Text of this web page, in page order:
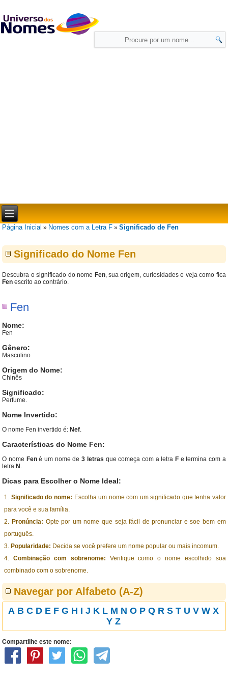
Página Inicial » Nomes com a Letra F »Significado de Fen
Significado do Nome Fen
Descubra o significado do nome Fen, sua origem, curiosidades e veja como fica
Fen escrito ao contrário.
Fen
Nome:
Fen
Gênero:
Masculino
Origem do Nome:
Chinês
Significado:
Perfume.
Nome Invertido:
O nome Fen invertido é: Nef.
Características do Nome Fen:
O nome Fené um nome de3 letras que começa com a letra Fe termina com a
letra N .
Dicas para Escolher o Nome Ideal:
Significado do nome: Escolha um nome com um significado que tenha valor
para você e sua família.
Pronúncia: Opte por um nome que seja fácil de pronunciar e soe bem em
português.
Popularidade: Decida se você prefere um nome popular ou mais incomum.
Combinação com sobrenome: Verifique como o nome escolhido soa
combinado com o sobrenome.
Navegar por Alfabeto (A-Z)
A B C D E F G H I J K L M N O P Q R S T U V W X
Y Z
Compartilhe este nome: